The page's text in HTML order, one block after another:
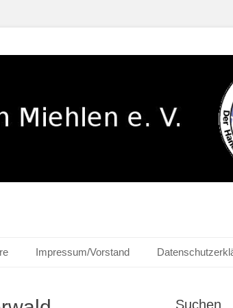
Impressum/Vorstand
Suchen